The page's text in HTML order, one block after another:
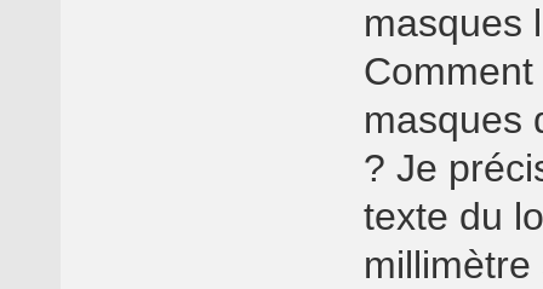
masques
masques
? Je
texte du